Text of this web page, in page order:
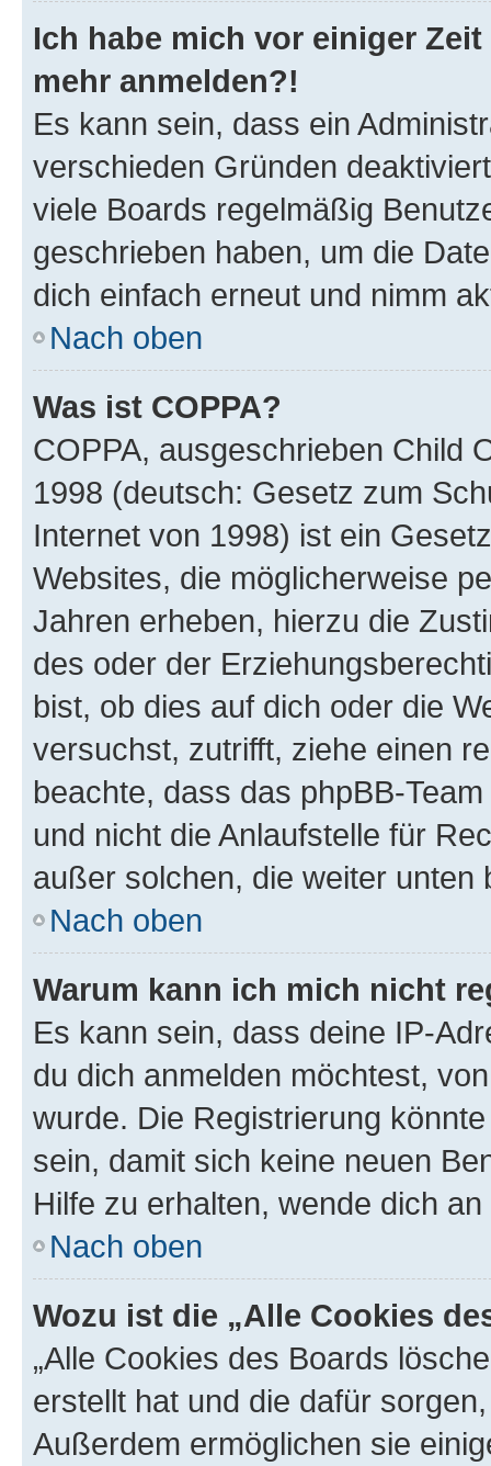
Ich habe mich vor einiger
mehr anmelden?!
Es kann sein, dass ein
verschieden Gründen
viele Boards regelmäßig
geschrieben haben, um die
dich einfach erneut und nimm
Nach oben
Was ist COPPA?
COPPA, ausgeschrieben Child
1998 (deutsch: Gesetz zum
Internet von 1998) ist ein
Websites, die möglicherweise
Jahren erheben, hierzu die
des oder der
bist, ob dies auf dich oder die
versuchst, zutrifft, ziehe einen
beachte, dass das phpBB-
und nicht die Anlaufstelle für
außer solchen, die weiter unten
Nach oben
Warum kann ich mich nicht
Es kann sein, dass deine IP-
du dich anmelden möchtest,
wurde. Die Registrierung
sein, damit sich keine neuen
Hilfe zu erhalten, wende dich
Nach oben
Wozu ist die „Alle Cookies
„Alle Cookies des Boards
erstellt hat und die dafür
Außerdem ermöglichen sie